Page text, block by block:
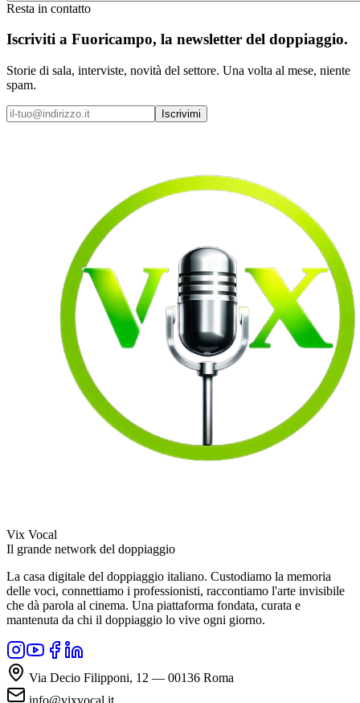
Resta in contatto
Iscriviti a Fuoricampo, la newsletter del doppiaggio.
Storie di sala, interviste, novità del settore. Una volta al mese, niente
spam.
Iscrivimi
Vix Vocal
Il grande network del doppiaggio
La casa digitale del doppiaggio italiano. Custodiamo la memoria
delle voci, connettiamo i professionisti, raccontiamo l'arte invisibile
che dà parola al cinema. Una piattaforma fondata, curata e
mantenuta da chi il doppiaggio lo vive ogni giorno.
Via Decio Filipponi, 12 — 00136 Roma
info@vixvocal.it